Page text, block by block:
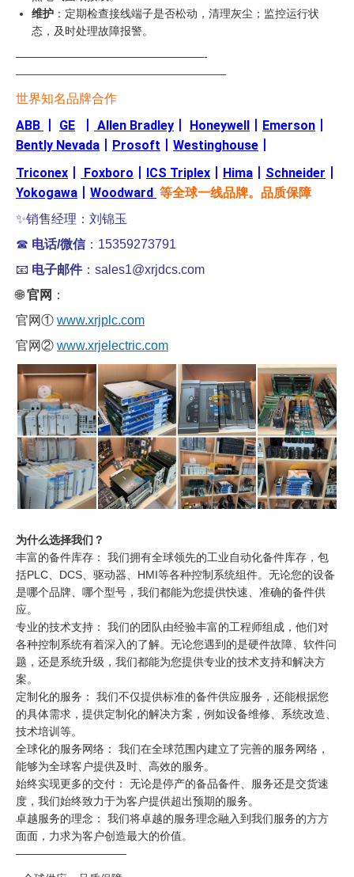
维护 ：定期检查接线端子是否松动，清理灰尘；监控运行状
态，及时处理故障报警。
—————————————————-
———————————————————
世界知名品牌合作
ABB GE Allen Bradley Honeywell Emerson
Bently Nevada
Prosoft Westinghouse
Triconex
Foxboro ICS Triplex Hima Schneider
Yokogawa
Woodward 等全球一线品牌。品质保障
✨销售经理：刘锦玉
☎ 电话/微信：15359273791
📧 电子邮件：sales1@xrjdcs.com
🌐官网 ：
官网① www.xrjplc.com
官网② www.xrjelectric.com
为什么选择我们？
丰富的备件库存： 我们拥有全球领先的工业自动化备件库存，包
括PLC、DCS、驱动器、HMI等各种控制系统组件。无论您的设备
是哪个品牌、哪个型号，我们都能为您提供快速、准确的备件供
应。
专业的技术支持： 我们的团队由经验丰富的工程师组成，他们对
各种控制系统有着深入的了解。无论您遇到的是硬件故障、软件问
题，还是系统升级，我们都能为您提供专业的技术支持和解决方
案。
定制化的服务： 我们不仅提供标准的备件供应服务，还能根据您
的具体需求，提供定制化的解决方案，例如设备维修、系统改造、
技术培训等。
全球化的服务网络： 我们在全球范围内建立了完善的服务网络，
能够为全球客户提供及时、高效的服务。
始终实现更多的交付： 无论是停产的备品备件、服务还是交货速
度，我们始终致力于为客户提供超出预期的服务。
卓越服务的理念： 我们将卓越的服务理念融入到我们服务的方方
面面，力求为客户创造最大的价值。
——————————